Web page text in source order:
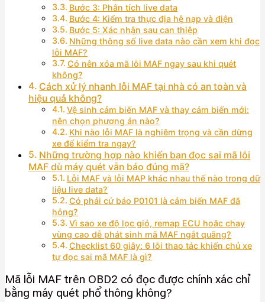
Bước 3: Phân tích live data
Bước 4: Kiểm tra thực địa hệ nạp và điện
Bước 5: Xác nhận sau can thiệp
Những thông số live data nào cần xem khi đọc
lỗi MAF?
Có nên xóa mã lỗi MAF ngay sau khi quét
không?
Cách xử lý nhanh lỗi MAF tại nhà có an toàn và
hiệu quả không?
Vệ sinh cảm biến MAF và thay cảm biến mới:
nên chọn phương án nào?
Khi nào lỗi MAF là nghiêm trọng và cần dừng
xe để kiểm tra ngay?
Những trường hợp nào khiến bạn đọc sai mã lỗi
MAF dù máy quét vẫn báo đúng mã?
Lỗi MAF và lỗi MAP khác nhau thế nào trong dữ
liệu live data?
Có phải cứ báo P0101 là cảm biến MAF đã
hỏng?
Vì sao xe độ lọc gió, remap ECU hoặc chạy
vùng cao dễ phát sinh mã MAF ngắt quãng?
Checklist 60 giây: 6 lỗi thao tác khiến chủ xe
tự đọc sai mã MAF là gì?
Mã lỗi MAF trên OBD2 có đọc được chính xác chỉ
bằng máy quét phổ thông không?